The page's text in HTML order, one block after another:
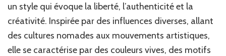
un style qui évoque la liberté, l’authenticité et la
créativité. Inspirée par des influences diverses, allant
des cultures nomades aux mouvements artistiques,
elle se caractérise par des couleurs vives, des motifs